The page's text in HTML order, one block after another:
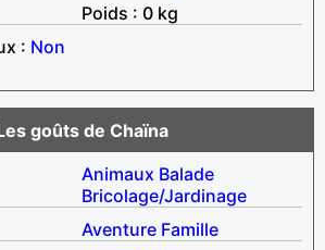
Poids : 0 kg
: Non
goûts de Chaïna
Animaux Balade
Bricolage/Jardinage
Aventure Famille